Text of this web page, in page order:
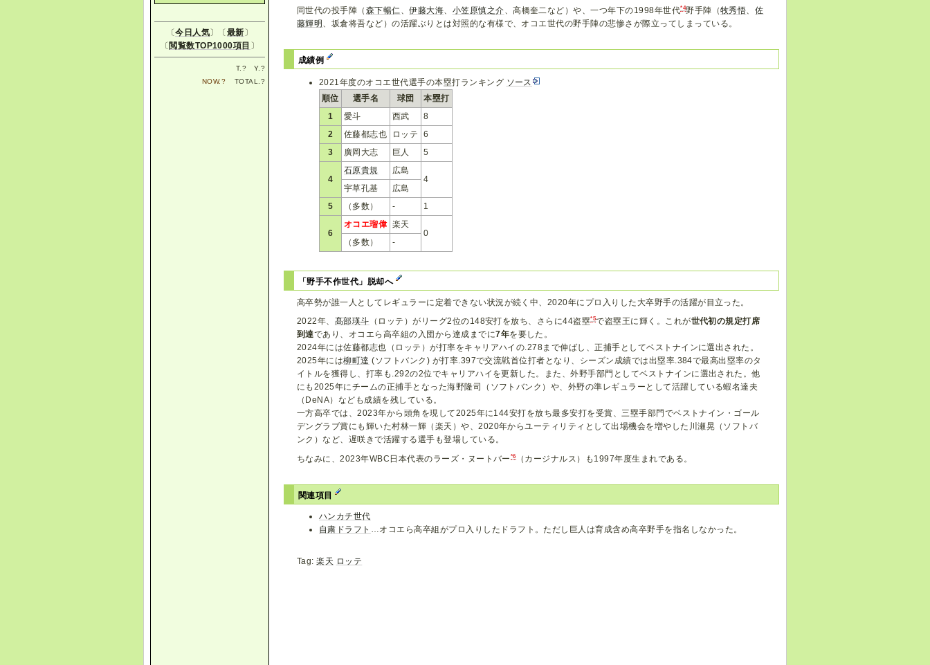
同世代の投手陣（ 森下暢仁 、伊藤大海 小笠原慎之介 、高橋奎二など）や、一つ年下の1998年世代*4野手陣（牧秀悟
佐
藤輝明
、坂倉将吾など）の活躍ぶりとは対照的な有様で、オコエ世代の野手陣の悲惨さが際立ってしまっている。
成績例
2021年度のオコエ世代選手の本塁打ランキング ソース
順位
選手名 球団
本塁打
1
愛斗 西武
8
2
佐藤都志也 ロッテ
6
3
廣岡大志 巨人 5
4
石原貴規
広島
4
宇草孔基
広島
5
（多数） - 1
6
オコエ瑠偉 楽天
0
（多数）
-
「野手不作世代」脱却へ
高卒勢が誰一人としてレギュラーに定着できない状況が続く中、2020年にプロ入りした大卒野手の活躍が目立った。
2022年、 髙部瑛斗 （ロッテ）がリーグ2位の148安打を放ち、さらに44盗塁*5で盗塁王に輝く。これが世代初の規定打席
到達であり、オコエら高卒組の入団から達成までに7年を要した。
2024年には佐藤都志也（ロッテ）が打率をキャリアハイの.278まで伸ばし、正捕手としてベストナインに選出された。
2025年には柳町達 (ソフトバンク) が打率.397で交流戦首位打者となり、シーズン成績では出塁率.384で最高出塁率のタ
イトルを獲得し、打率も.292の2位でキャリアハイを更新した。また、外野手部門としてベストナインに選出された。他
にも2025年にチームの正捕手となった海野隆司（ソフトバンク）や、外野の準レギュラーとして活躍している蝦名達夫
（DeNA）なども成績を残している。
一方高卒では、2023年から頭角を現して2025年に144安打を放ち最多安打を受賞、三塁手部門でベストナイン・ゴール
デングラブ賞にも輝いた村林一輝（楽天）や、2020年からユーティリティとして出場機会を増やした川瀬晃（ソフトバ
ンク）など、遅咲きで活躍する選手も登場している。
ちなみに、2023年WBC日本代表のラーズ・ヌートバー *6（カージナルス）も1997年度生まれである。
関連項目
ハンカチ世代
自粛ドラフト …オコエら高卒組がプロ入りしたドラフト。ただし巨人は育成含め高卒野手を指名しなかった。
Tag:楽天 ロッテ
〔今日人気〕〔 最新 〕
〔 閲覧数TOP1000項目 〕
T.? Y.?
NOW.? TOTAL.?